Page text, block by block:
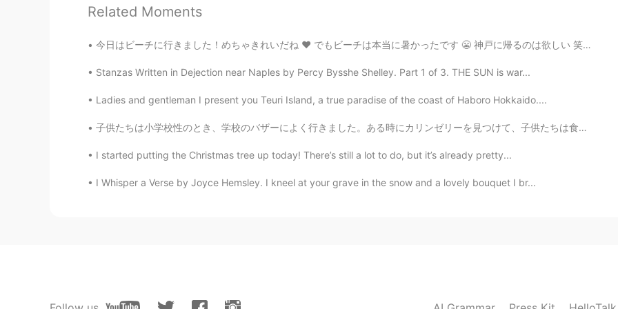
めっちゃかっこい！！！！ いいな！
JP EN
甲冑を着れるなんて、貴重な機会ですねー！ 上半身なくても似合ってます😎 加藤清正の鎧！
複製でもかっこいいです🤩
JP EN
すばらしい✨次は上半身着た姿を見たいでーす😃
kazumi 2019.04.21 10:02
Related Moments
今日はビーチに行きました！めちゃきれいだね ❤️ でもビーチは本当に暑かったです 😬 神戸に帰るのは欲しい 笑 Today I went to the beach, but it’s so h...
Stanzas Written in Dejection near Naples by Percy Bysshe Shelley. Part 1 of 3. THE SUN is war...
Ladies and gentleman I present you Teuri Island, a true paradise of the coast of Haboro Hokkaido....
子供たちは小学校性のとき、学校のバザーによく行きました。ある時にカリンゼリーを見つけて、子供たちは食べたことがないので買ってあげました。食べてみて、とても感動したので「カリンの木を植えってくれ!...
I started putting the Christmas tree up today! There’s still a lot to do, but it’s already pretty...
I Whisper a Verse by Joyce Hemsley. I kneel at your grave in the snow and a lovely bouquet I br...